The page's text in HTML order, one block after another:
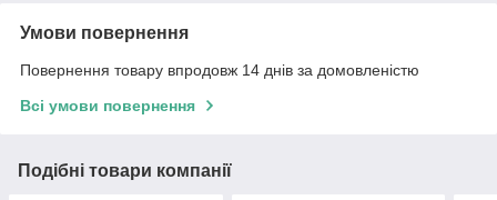
Умови повернення
Повернення товару впродовж 14 днів за домовленістю
Всі умови повернення
Подібні товари компанії